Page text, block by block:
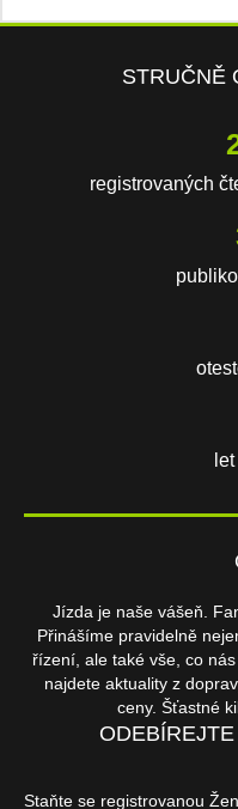
STRUČNĚ
registrovaných
Jízda je naše vášeň.
Přinášíme pravidelně
řízení, ale také vše, co
najdete aktuality z
ceny. Šťastné
Staňte se registrovanou